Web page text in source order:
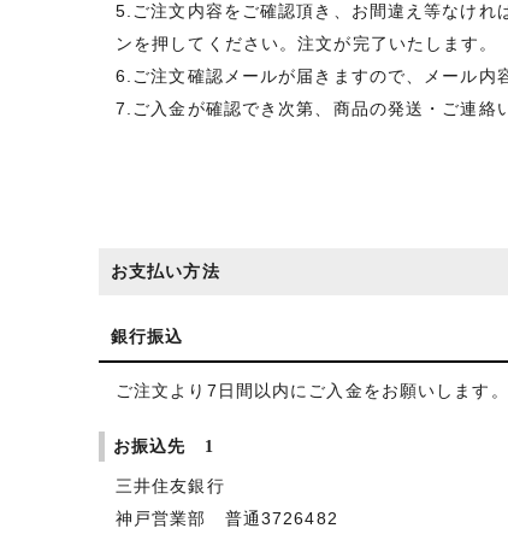
5.ご注文内容をご確認頂き、お間違え等なけれ
ンを押してください。注文が完了いたします。
6.ご注文確認メールが届きますので、メール内
7.ご入金が確認でき次第、商品の発送・ご連絡
お支払い方法
銀行振込
ご注文より7日間以内にご入金をお願いします
お振込先 1
三井住友銀行
神戸営業部 普通3726482